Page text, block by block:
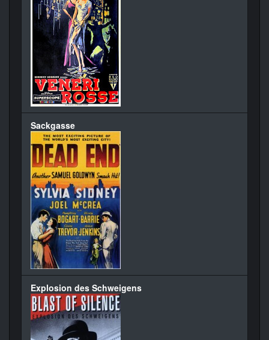
Sackgasse
Explosion des Schweigens